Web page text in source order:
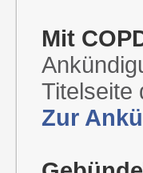
Mit
Titelseite
Zur